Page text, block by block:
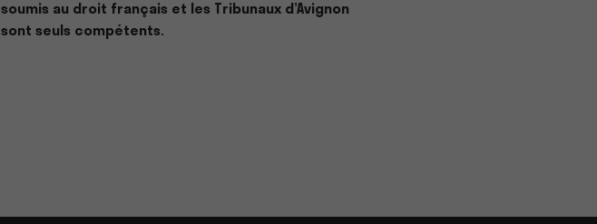
soumis au droit français et les Tribunaux d’Avignon
sont seuls compétents.